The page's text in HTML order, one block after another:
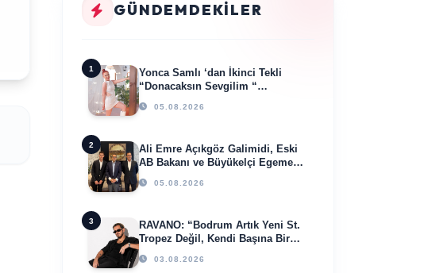
GÜNDEMDEKILER
1
Yonca Samlı ‘dan İkinci Tekli
“Donacaksın Sevgilim “
yayımlandı
05.08.2026
2
Ali Emre Açıkgöz Galimidi, Eski
AB Bakanı ve Büyükelçi Egemen
Bağış ile Bir Araya Geldi
05.08.2026
3
RAVANO: “Bodrum Artık Yeni St.
Tropez Değil, Kendi Başına Bir
Referans”
03.08.2026